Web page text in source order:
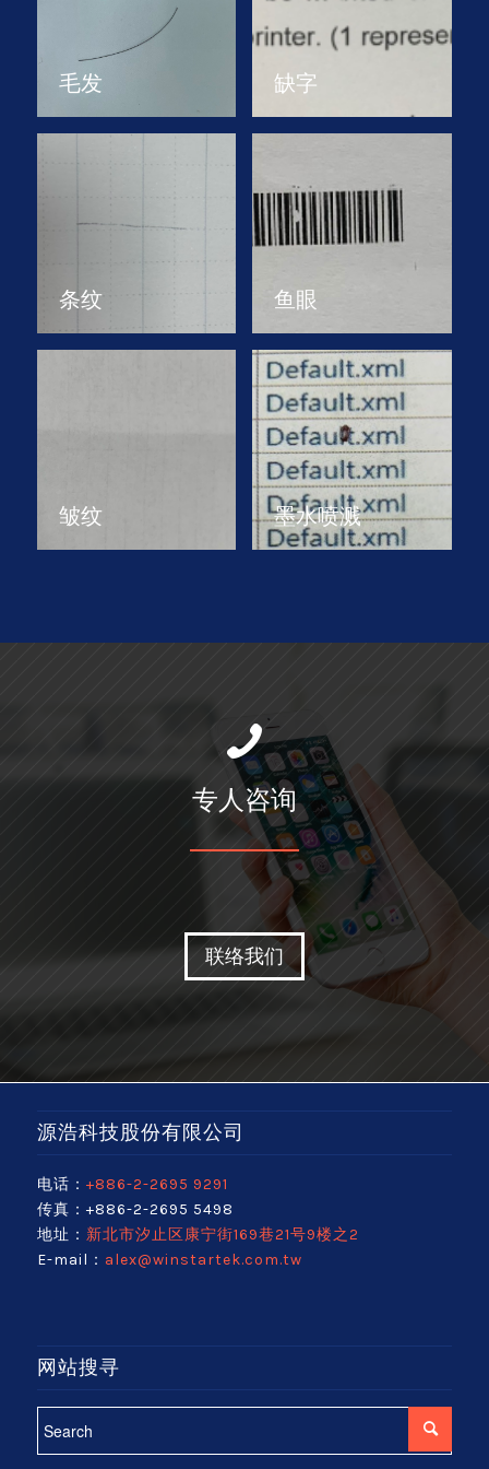
毛发 缺字
条纹 鱼眼
皱纹 墨水喷溅
专人咨询
联络我们
源浩科技股份有限公司
电话： +886-2-2695 9291
传真：+886-2-2695 5498
地址： 新北市汐止区康宁街169巷21号9楼之2
E-mail： alex@winstartek.com.tw
网站搜寻